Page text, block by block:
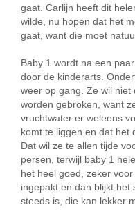
gaat. Carlijn heeft dit
wilde, nu hopen dat het
gaat, want die moet
Baby 1 wordt na een
door de kinderarts.
weer op gang. Ze wil niet
worden gebroken, want
vruchtwater er weleens
komt te liggen en dat het
Dat wil ze te allen tijde
persen, terwijl baby 1
het heel goed, zeker
ingepakt en dan blijkt het
steeds is, die kan lekker